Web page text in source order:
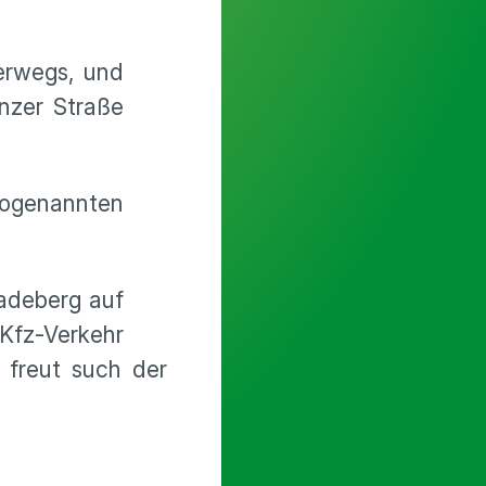
und
Straße
auf
Verkehr
freut such der